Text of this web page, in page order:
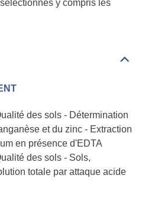
y compris les
des sols - Détermination
et du zinc - Extraction
en présence d'EDTA
des sols - Sols,
totale par attaque acide